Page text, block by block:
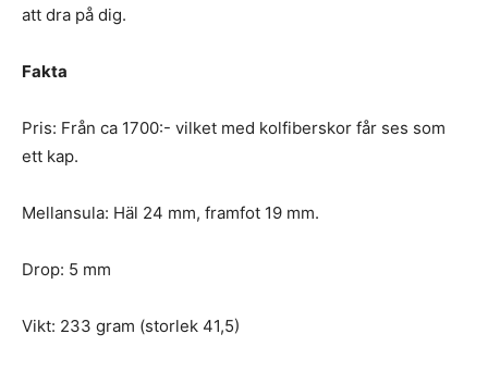
att dra på dig.
Fakta
Pris: Från ca 1700:- vilket med kolfiberskor får ses som
ett kap.
Mellansula: Häl 24 mm, framfot 19 mm.
Drop: 5 mm
Vikt: 233 gram (storlek 41,5)